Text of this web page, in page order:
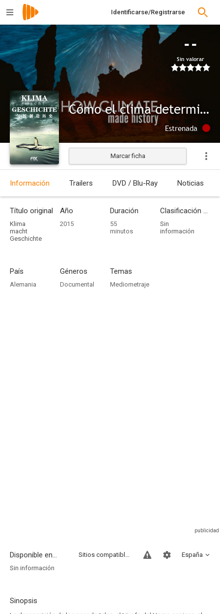
Identificarse/Registrarse
--
Sin valorar
Cómo el clima determinó la historia
Estrenada
Marcar ficha
Información Trailers DVD / Blu-Ray Noticias
Título original
Klima
macht
Geschichte
Año
2015
Duración
55
minutos
Clasificación por edades
Sin
información
País
Alemania
Géneros
Documental
Temas
Mediometraje
Disponible en... España
Sitios compatibles
Sin información
Sinopsis